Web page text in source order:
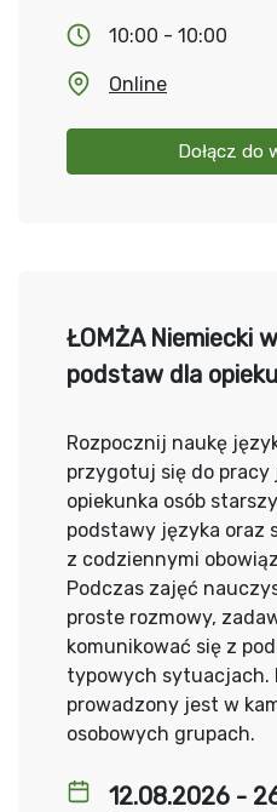
10:00 - 10:00
Online
Dołącz do
12.08.2026 -
ŁOMŻA Niemiecki
podstaw dla
Rozpocznij naukę
przygotuj się do pracy
opiekunka osób
podstawy języka oraz
z codziennymi
Podczas zajęć
proste rozmowy,
komunikować się z
typowych sytuacjach.
prowadzony jest w
osobowych grupach.